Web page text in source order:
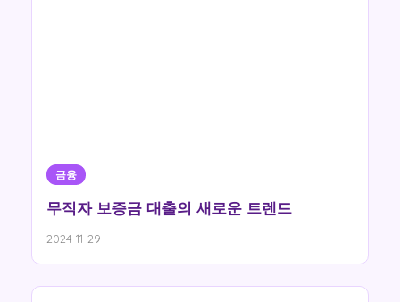
금융
무직자 보증금 대출의 새로운 트렌드
2024-11-29